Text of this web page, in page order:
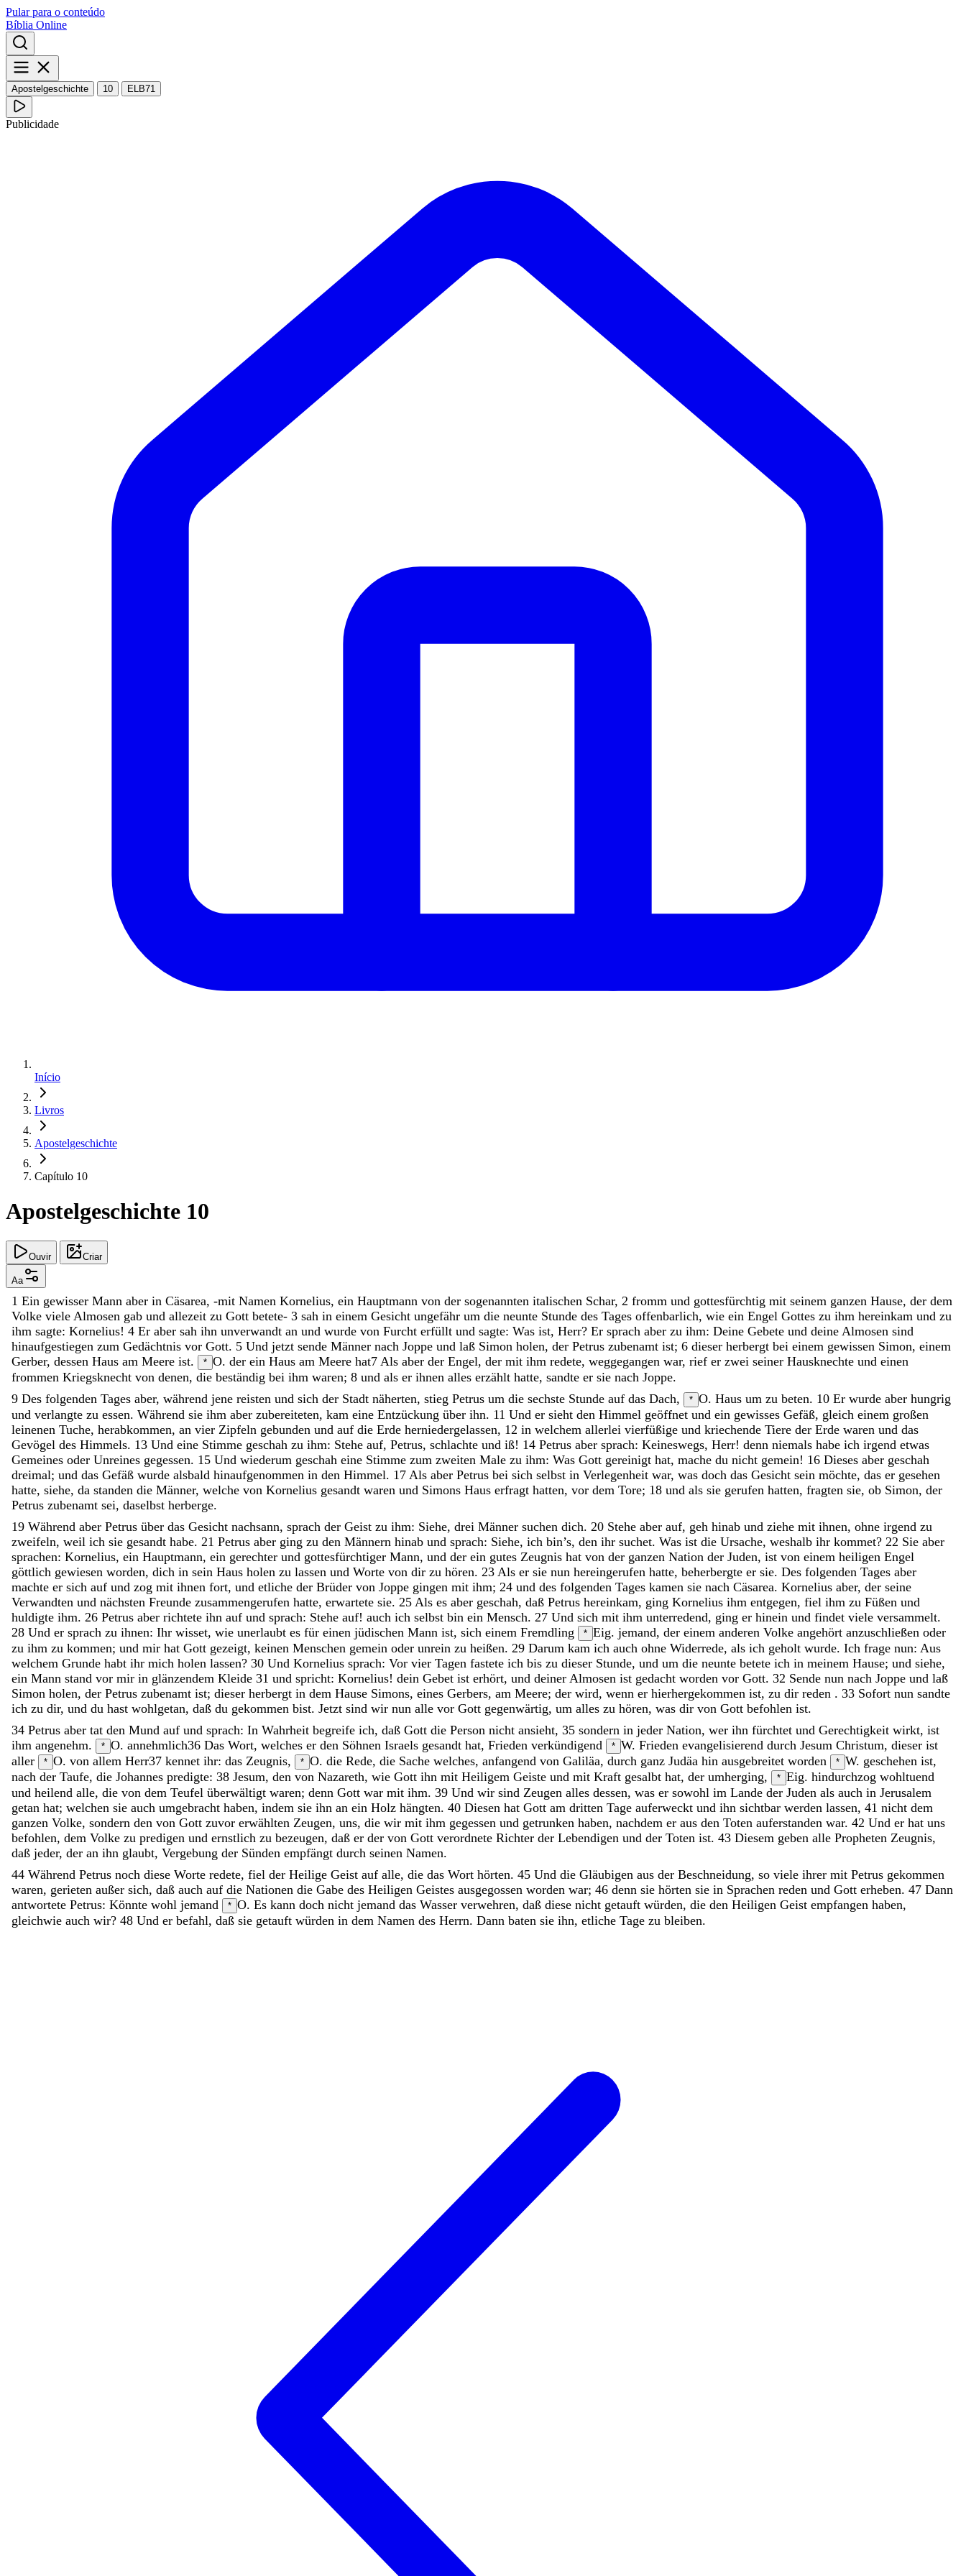
Pular para o conteúdo
Bíblia Online
Apostelgeschichte 10 ELB71
Publicidade
Início
Livros
Apostelgeschichte
Capítulo 10
Apostelgeschichte 10
Ouvir Criar
Aa
1 Ein gewisser Mann aber in Cäsarea, -mit Namen Kornelius, ein Hauptmann von der sogenannten italischen Schar, 2 fromm und gottesfürchtig mit seinem ganzen Hause, der dem
Volke viele Almosen gab und allezeit zu Gott betete- 3 sah in einem Gesicht ungefähr um die neunte Stunde des Tages offenbarlich, wie ein Engel Gottes zu ihm hereinkam und zu
ihm sagte: Kornelius! 4 Er aber sah ihn unverwandt an und wurde von Furcht erfüllt und sagte: Was ist, Herr? Er sprach aber zu ihm: Deine Gebete und deine Almosen sind
hinaufgestiegen zum Gedächtnis vor Gott. 5 Und jetzt sende Männer nach Joppe und laß Simon holen, der Petrus zubenamt ist; 6 dieser herbergt bei einem gewissen Simon, einem
Gerber, dessen Haus am Meere ist. * O. der ein Haus am Meere hat7 Als aber der Engel, der mit ihm redete, weggegangen war, rief er zwei seiner Hausknechte und einen
frommen Kriegsknecht von denen, die beständig bei ihm waren; 8 und als er ihnen alles erzählt hatte, sandte er sie nach Joppe.
9 Des folgenden Tages aber, während jene reisten und sich der Stadt näherten, stieg Petrus um die sechste Stunde auf das Dach, * O. Haus um zu beten. 10 Er wurde aber hungrig
und verlangte zu essen. Während sie ihm aber zubereiteten, kam eine Entzückung über ihn. 11 Und er sieht den Himmel geöffnet und ein gewisses Gefäß, gleich einem großen
leinenen Tuche, herabkommen, an vier Zipfeln gebunden und auf die Erde herniedergelassen, 12 in welchem allerlei vierfüßige und kriechende Tiere der Erde waren und das
Gevögel des Himmels. 13 Und eine Stimme geschah zu ihm: Stehe auf, Petrus, schlachte und iß! 14 Petrus aber sprach: Keineswegs, Herr! denn niemals habe ich irgend etwas
Gemeines oder Unreines gegessen. 15 Und wiederum geschah eine Stimme zum zweiten Male zu ihm: Was Gott gereinigt hat, mache du nicht gemein! 16 Dieses aber geschah
dreimal; und das Gefäß wurde alsbald hinaufgenommen in den Himmel. 17 Als aber Petrus bei sich selbst in Verlegenheit war, was doch das Gesicht sein möchte, das er gesehen
hatte, siehe, da standen die Männer, welche von Kornelius gesandt waren und Simons Haus erfragt hatten, vor dem Tore; 18 und als sie gerufen hatten, fragten sie, ob Simon, der
Petrus zubenamt sei, daselbst herberge.
19 Während aber Petrus über das Gesicht nachsann, sprach der Geist zu ihm: Siehe, drei Männer suchen dich. 20 Stehe aber auf, geh hinab und ziehe mit ihnen, ohne irgend zu
zweifeln, weil ich sie gesandt habe. 21 Petrus aber ging zu den Männern hinab und sprach: Siehe, ich bin’s, den ihr suchet. Was ist die Ursache, weshalb ihr kommet? 22 Sie aber
sprachen: Kornelius, ein Hauptmann, ein gerechter und gottesfürchtiger Mann, und der ein gutes Zeugnis hat von der ganzen Nation der Juden, ist von einem heiligen Engel
göttlich gewiesen worden, dich in sein Haus holen zu lassen und Worte von dir zu hören. 23 Als er sie nun hereingerufen hatte, beherbergte er sie. Des folgenden Tages aber
machte er sich auf und zog mit ihnen fort, und etliche der Brüder von Joppe gingen mit ihm; 24 und des folgenden Tages kamen sie nach Cäsarea. Kornelius aber, der seine
Verwandten und nächsten Freunde zusammengerufen hatte, erwartete sie. 25 Als es aber geschah, daß Petrus hereinkam, ging Kornelius ihm entgegen, fiel ihm zu Füßen und
huldigte ihm. 26 Petrus aber richtete ihn auf und sprach: Stehe auf! auch ich selbst bin ein Mensch. 27 Und sich mit ihm unterredend, ging er hinein und findet viele versammelt.
28 Und er sprach zu ihnen: Ihr wisset, wie unerlaubt es für einen jüdischen Mann ist, sich einem Fremdling * Eig. jemand, der einem anderen Volke angehört anzuschließen oder
zu ihm zu kommen; und mir hat Gott gezeigt, keinen Menschen gemein oder unrein zu heißen. 29 Darum kam ich auch ohne Widerrede, als ich geholt wurde. Ich frage nun: Aus
welchem Grunde habt ihr mich holen lassen? 30 Und Kornelius sprach: Vor vier Tagen fastete ich bis zu dieser Stunde, und um die neunte betete ich in meinem Hause; und siehe,
ein Mann stand vor mir in glänzendem Kleide 31 und spricht: Kornelius! dein Gebet ist erhört, und deiner Almosen ist gedacht worden vor Gott. 32 Sende nun nach Joppe und laß
Simon holen, der Petrus zubenamt ist; dieser herbergt in dem Hause Simons, eines Gerbers, am Meere; der wird, wenn er hierhergekommen ist, zu dir reden . 33 Sofort nun sandte
ich zu dir, und du hast wohlgetan, daß du gekommen bist. Jetzt sind wir nun alle vor Gott gegenwärtig, um alles zu hören, was dir von Gott befohlen ist.
34 Petrus aber tat den Mund auf und sprach: In Wahrheit begreife ich, daß Gott die Person nicht ansieht, 35 sondern in jeder Nation, wer ihn fürchtet und Gerechtigkeit wirkt, ist
ihm angenehm. * O. annehmlich36 Das Wort, welches er den Söhnen Israels gesandt hat, Frieden verkündigend * W. Frieden evangelisierend durch Jesum Christum, dieser ist
aller
* O. von allem Herr37 kennet ihr: das Zeugnis, * O. die Rede, die Sache welches, anfangend von Galiläa, durch ganz Judäa hin ausgebreitet worden * W. geschehen ist,
nach der Taufe, die Johannes predigte: 38 Jesum, den von Nazareth, wie Gott ihn mit Heiligem Geiste und mit Kraft gesalbt hat, der umherging, * Eig. hindurchzog wohltuend
und heilend alle, die von dem Teufel überwältigt waren; denn Gott war mit ihm. 39 Und wir sind Zeugen alles dessen, was er sowohl im Lande der Juden als auch in Jerusalem
getan hat; welchen sie auch umgebracht haben, indem sie ihn an ein Holz hängten. 40 Diesen hat Gott am dritten Tage auferweckt und ihn sichtbar werden lassen, 41 nicht dem
ganzen Volke, sondern den von Gott zuvor erwählten Zeugen, uns, die wir mit ihm gegessen und getrunken haben, nachdem er aus den Toten auferstanden war. 42 Und er hat uns
befohlen, dem Volke zu predigen und ernstlich zu bezeugen, daß er der von Gott verordnete Richter der Lebendigen und der Toten ist. 43 Diesem geben alle Propheten Zeugnis,
daß jeder, der an ihn glaubt, Vergebung der Sünden empfängt durch seinen Namen.
44 Während Petrus noch diese Worte redete, fiel der Heilige Geist auf alle, die das Wort hörten. 45 Und die Gläubigen aus der Beschneidung, so viele ihrer mit Petrus gekommen
waren, gerieten außer sich, daß auch auf die Nationen die Gabe des Heiligen Geistes ausgegossen worden war; 46 denn sie hörten sie in Sprachen reden und Gott erheben. 47 Dann
antwortete Petrus: Könnte wohl jemand * O. Es kann doch nicht jemand das Wasser verwehren, daß diese nicht getauft würden, die den Heiligen Geist empfangen haben,
gleichwie auch wir? 48 Und er befahl, daß sie getauft würden in dem Namen des Herrn. Dann baten sie ihn, etliche Tage zu bleiben.